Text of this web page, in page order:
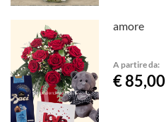
amore
A partire da:
€ 85,00